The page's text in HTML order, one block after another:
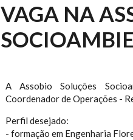
VAGA NA
A Assobio Soluções
Coordenador de Operações -
Perfil desejado:
- formação em Engenharia